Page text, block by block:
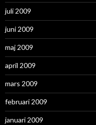
juli 2009
juni 2009
maj 2009
april 2009
mars 2009
februari 2009
januari 2009